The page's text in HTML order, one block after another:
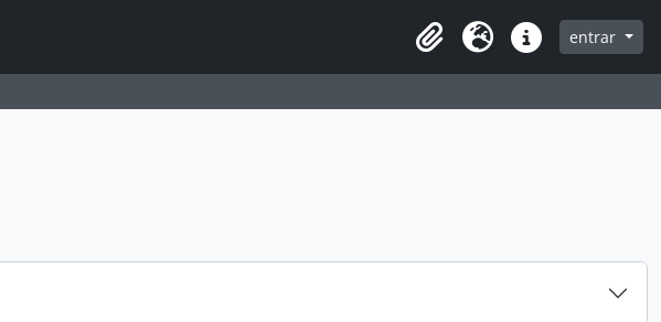
in browse page
Clipboard
Idioma Ligações rápidas
entrar